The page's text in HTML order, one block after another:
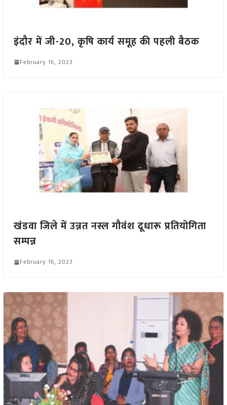
इंदौर में जी-20, कृषि कार्य समूह की पहली बैठक
February 16, 2023
खंडवा जिले में उन्नत नस्ल गौवंश दूधारू प्रतियोगिता
सम्पन्न
February 16, 2023